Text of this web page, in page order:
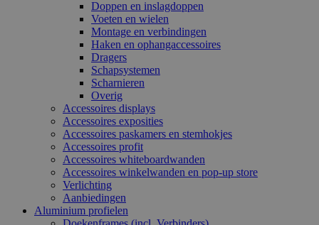
Doppen en inslagdoppen
Voeten en wielen
Montage en verbindingen
Haken en ophangaccessoires
Dragers
Schapsystemen
Scharnieren
Overig
Accessoires displays
Accessoires exposities
Accessoires paskamers en stemhokjes
Accessoires profit
Accessoires whiteboardwanden
Accessoires winkelwanden en pop-up store
Verlichting
Aanbiedingen
Aluminium profielen